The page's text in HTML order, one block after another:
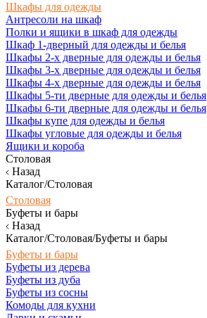
Шкафы для одежды
Антресоли на шкаф
Полки и ящики в шкаф для одежды
Шкаф 1-дверный для одежды и белья
Шкафы 2-х дверные для одежды и белья
Шкафы 3-х дверные для одежды и белья
Шкафы 4-х дверные для одежды и белья
Шкафы 5-ти дверные для одежды и белья
Шкафы 6-ти дверные для одежды и белья
Шкафы купе для одежды и белья
Шкафы угловые для одежды и белья
Ящики и короба
Столовая
Назад
Каталог/Столовая
Столовая
Буфеты и бары
Назад
Каталог/Столовая/Буфеты и бары
Буфеты и бары
Буфеты из дерева
Буфеты из дуба
Буфеты из сосны
Комоды для кухни